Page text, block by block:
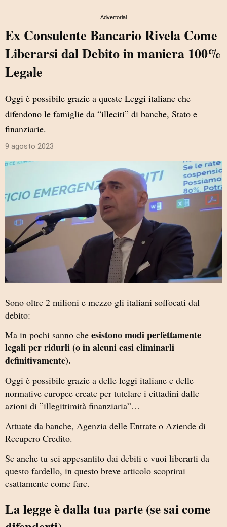
Advertorial
Ex Consulente Bancario Rivela Come
Liberarsi dal Debito in maniera 100%
Legale
Oggi è possibile grazie a queste Leggi italiane che
difendono le famiglie da “illeciti” di banche, Stato e
finanziarie.
9 agosto 2023
Sono oltre 2 milioni e mezzo gli italiani soffocati dal
debito:
Ma in pochi sanno che esistono modi perfettamente
legali per ridurli (o in alcuni casi eliminarli
definitivamente).
Oggi è possibile grazie a delle leggi italiane e delle
normative europee create per tutelare i cittadini dalle
azioni di ”illegittimità finanziaria”…
Attuate da banche, Agenzia delle Entrate o Aziende di
Recupero Credito.
Se anche tu sei appesantito dai debiti e vuoi liberarti da
questo fardello, in questo breve articolo scoprirai
esattamente come fare.
La legge è dalla tua parte (se sai come